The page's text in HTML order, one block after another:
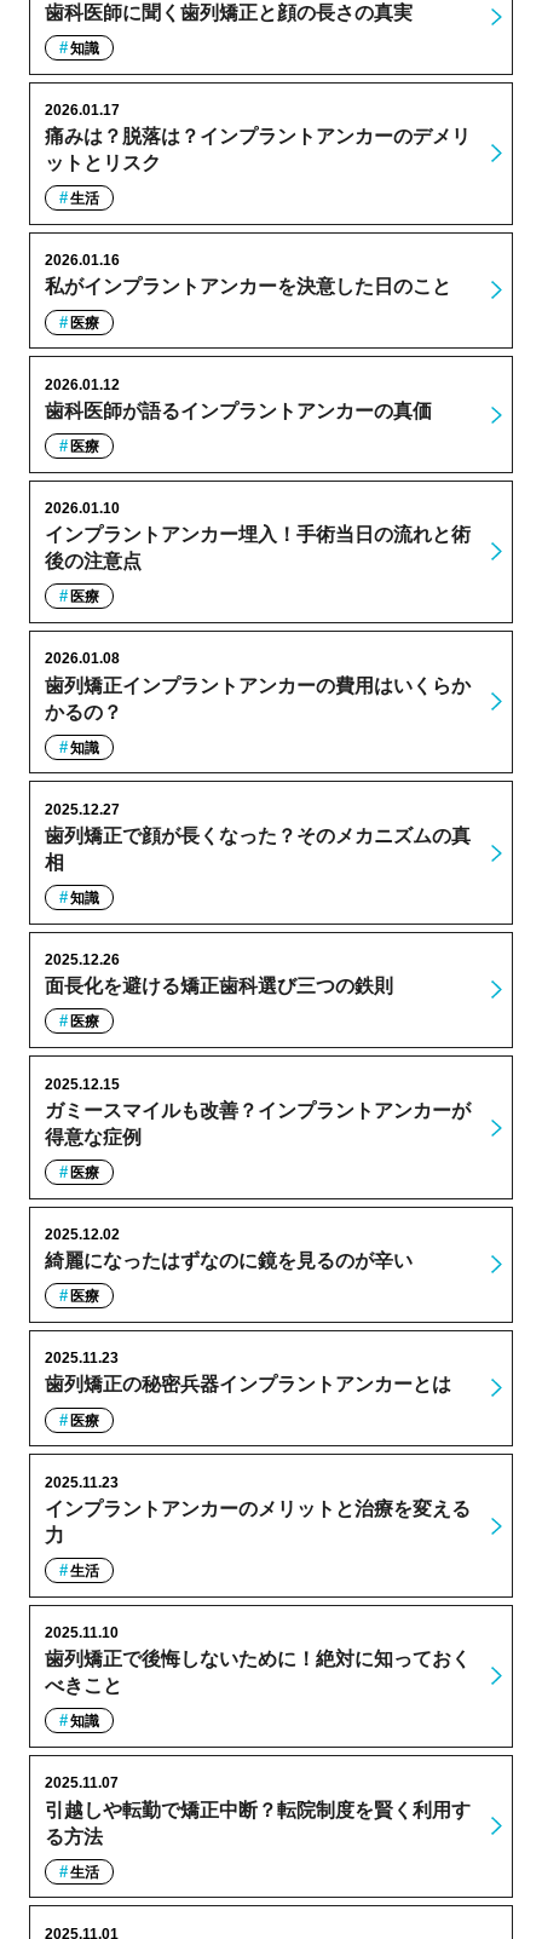
歯科医師に聞く歯列矯正と顔の長さの真実
知識
痛みは？脱落は？インプラントアンカーのデメリ
ットとリスク
2026.01.17
生活
私がインプラントアンカーを決意した日のこと
2026.01.16
医療
歯科医師が語るインプラントアンカーの真価
2026.01.12
医療
インプラントアンカー埋入！手術当日の流れと術
後の注意点
2026.01.10
医療
歯列矯正インプラントアンカーの費用はいくらか
かるの？
2026.01.08
知識
歯列矯正で顔が長くなった？そのメカニズムの真
相
2025.12.27
知識
面長化を避ける矯正歯科選び三つの鉄則
2025.12.26
医療
ガミースマイルも改善？インプラントアンカーが
得意な症例
2025.12.15
医療
綺麗になったはずなのに鏡を見るのが辛い
2025.12.02
医療
歯列矯正の秘密兵器インプラントアンカーとは
2025.11.23
医療
インプラントアンカーのメリットと治療を変える
力
2025.11.23
生活
歯列矯正で後悔しないために！絶対に知っておく
べきこと
2025.11.10
知識
引越しや転勤で矯正中断？転院制度を賢く利用す
る方法
2025.11.07
生活
2025.11.01